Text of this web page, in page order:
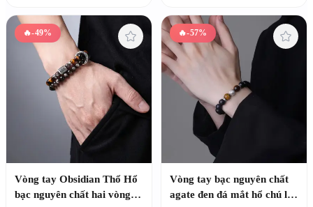
🔥-49%
Vòng tay Obsidian Thổ Hổ
bạc nguyên chất hai vòng
🔥-57%
Vòng tay bạc nguyên chất
agate đen đá mắt hổ chú lục